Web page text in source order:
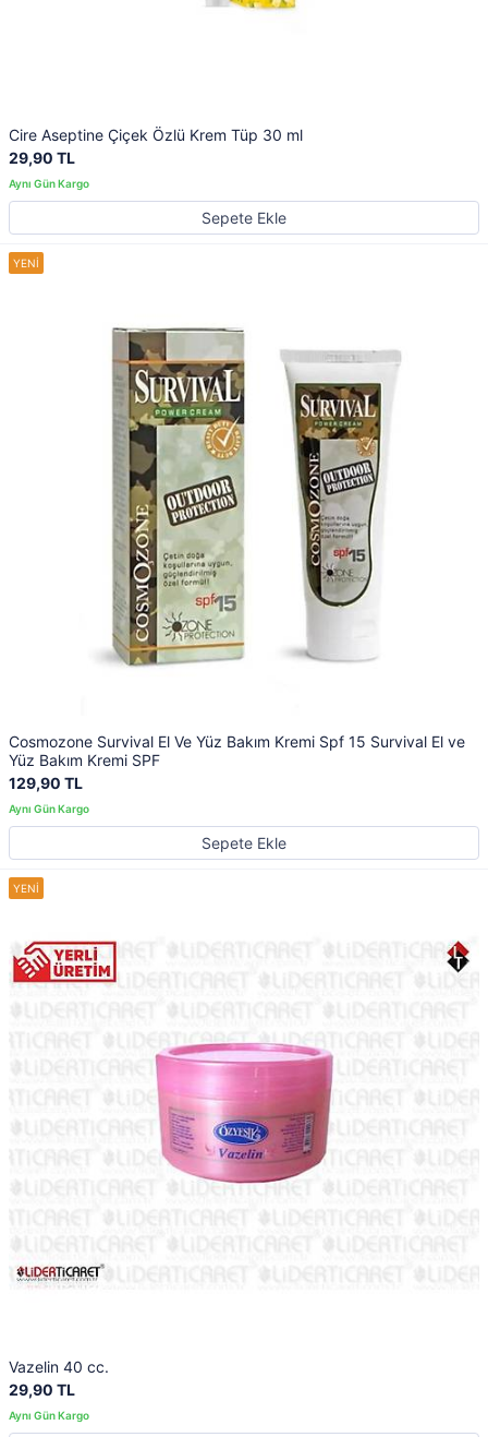
Cire Aseptine Çiçek Özlü Krem Tüp 30 ml
29,90 TL
Sepete Ekle
Cosmozone Survival El Ve Yüz Bakım Kremi Spf 15 Survival El ve
Yüz Bakım Kremi SPF
129,90 TL
Sepete Ekle
Vazelin 40 cc.
29,90 TL